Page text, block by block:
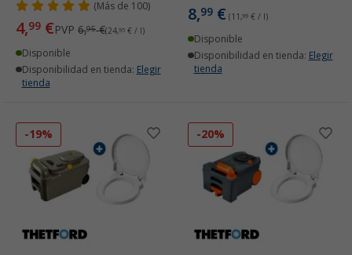
( Más de 100)
4,99 €PVP 6,95€(24,95 € / l)
Disponible
Disponibilidad en tienda: Elegir
tienda
8,99 € (11,99 € / l)
Disponible
Disponibilidad en tienda: Elegir
tienda
-19% -20%